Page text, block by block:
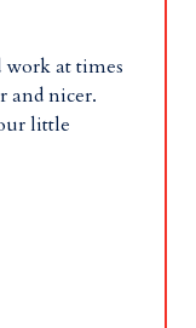
at times
and nicer.
little